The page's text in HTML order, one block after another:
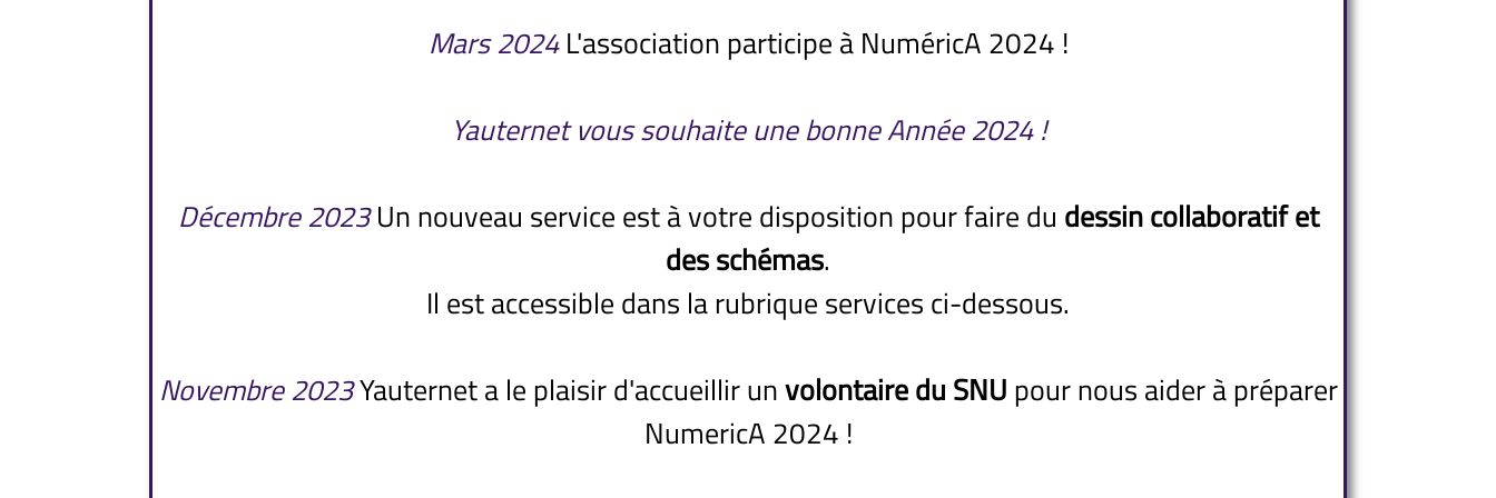
Mars 2024L'association participe à NuméricA 2024 !
Yauternet vous souhaite une bonne Année 2024 !
Décembre 2023Un nouveau service est à votre disposition pour faire du dessin collaboratif et
des schémas.
Il est accessible dans la rubrique services ci-dessous.
Novembre 2023Yauternet a le plaisir d'accueillir unvolontaire du SNU pour nous aider à préparer
NumericA 2024 !